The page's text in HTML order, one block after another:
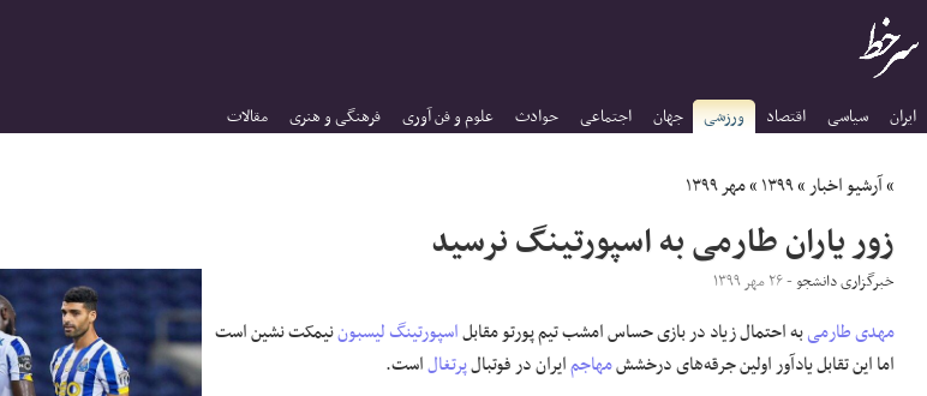
ایران سیاسی اقتصاد ورزشی جهان اجتماعی حوادث علوم و فن آوری فرهنگی و هنری مقالات
»آرشیو اخبار»۱۳۹۹»مهر ۱۳۹۹
زور یاران طارمی به اسپورتینگ نرسید
خبرگزاری دانشجو- ۲۶ مهر ۱۳۹۹
مهدی طارمیبه احتمال زیاد در بازی حساس امشب تیم پورتو مقابلاسپورتینگ لیسبوننیمکت نشین است
اما این تقابل یادآور اولین جرقه‌های درخششمهاجمایران در فوتبالپرتغالاست.